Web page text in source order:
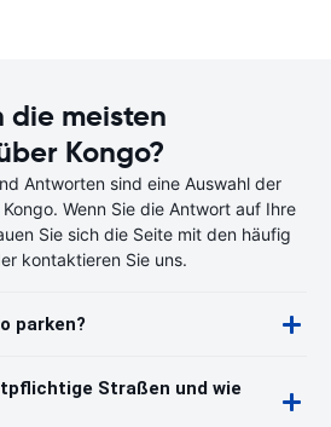
die meisten
Kongo?
Antworten sind eine Auswahl der
Wenn Sie die Antwort auf Ihre
Sie sich die Seite mit den häufig
kontaktieren Sie uns.
parken?
Straßen und wie